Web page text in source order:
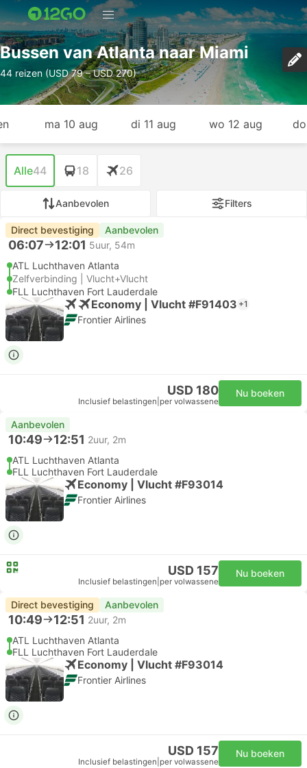
Bussen van Atlanta naar Miami
44 reizen (USD 79 – USD 270)
ma 10 aug di 11 aug wo 12 aug
Alle44 18 26
Aanbevolen Filters
Direct bevestiging Aanbevolen
06:07 12:01 5uur, 54m
ATL Luchthaven Atlanta
Zelfverbinding | Vlucht+Vlucht
FLL Luchthaven Fort Lauderdale
Economy | Vlucht #F91403 +1
Frontier Airlines
USD 180
Inclusief belastingen per volwassene
Nu boeken
Aanbevolen
10:49 12:51 2uur, 2m
ATL Luchthaven Atlanta
FLL Luchthaven Fort Lauderdale
Economy | Vlucht #F93014
Frontier Airlines
USD 157
Inclusief belastingen per volwassene
Nu boeken
Direct bevestiging Aanbevolen
10:49 12:51 2uur, 2m
ATL Luchthaven Atlanta
FLL Luchthaven Fort Lauderdale
Economy | Vlucht #F93014
Frontier Airlines
USD 157
Inclusief belastingen per volwassene
Nu boeken